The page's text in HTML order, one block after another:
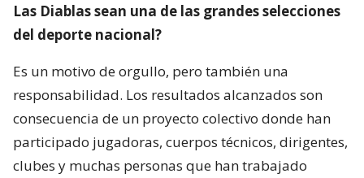
Las Diablas sean una de las grandes selecciones
del deporte nacional?
Es un motivo de orgullo, pero también una
responsabilidad. Los resultados alcanzados son
consecuencia de un proyecto colectivo donde han
participado jugadoras, cuerpos técnicos, dirigentes,
clubes y muchas personas que han trabajado